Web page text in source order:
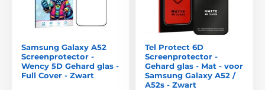
Samsung Galaxy A52
Screenprotector -
Wency 5D Gehard glas -
Full Cover - Zwart
Tel Protect 6D
Screenprotector -
Gehard glas - Mat - voor
Samsung Galaxy A52 /
A52s - Zwart